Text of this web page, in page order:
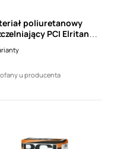
poliuretanowy
PCI Elritan
u producenta